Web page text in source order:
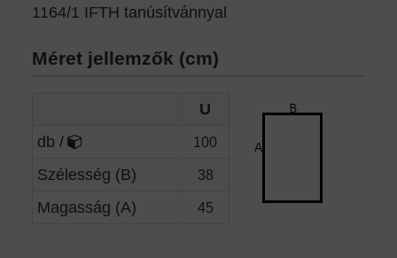
1164/1 IFTH tanúsítvánnyal
Méret jellemzők (cm)
U
db /
100
Szélesség (B) 38
Magasság (A) 45